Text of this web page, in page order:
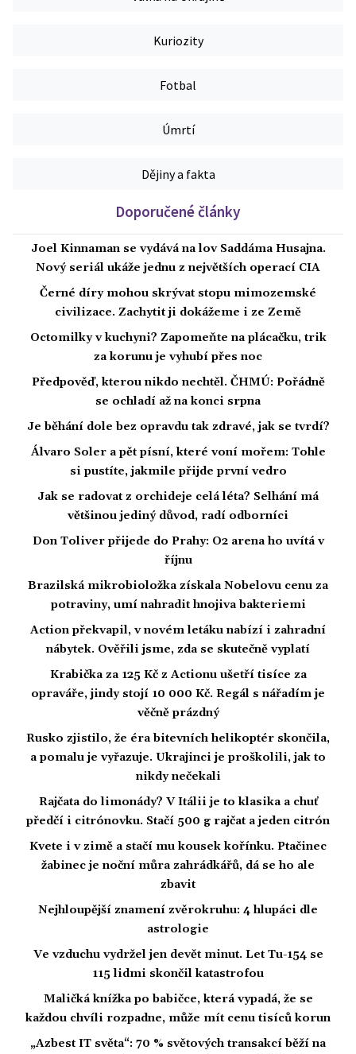
Kuriozity
Fotbal
Úmrtí
Dějiny a fakta
Doporučené články
Joel Kinnaman se vydává na lov Saddáma Husajna.
Nový seriál ukáže jednu z největších operací CIA
Černé díry mohou skrývat stopu mimozemské
civilizace. Zachytit ji dokážeme i ze Země
Octomilky v kuchyni? Zapomeňte na plácačku, trik
za korunu je vyhubí přes noc
Předpověď, kterou nikdo nechtěl. ČHMÚ: Pořádně
se ochladí až na konci srpna
Je běhání dole bez opravdu tak zdravé, jak se tvrdí?
Álvaro Soler a pět písní, které voní mořem: Tohle
si pustíte, jakmile přijde první vedro
Jak se radovat z orchideje celá léta? Selhání má
většinou jediný důvod, radí odborníci
Don Toliver přijede do Prahy: O2 arena ho uvítá v
říjnu
Brazilská mikrobioložka získala Nobelovu cenu za
potraviny, umí nahradit hnojiva bakteriemi
Action překvapil, v novém letáku nabízí i zahradní
nábytek. Ověřili jsme, zda se skutečně vyplatí
Krabička za 125 Kč z Actionu ušetří tisíce za
opraváře, jindy stojí 10 000 Kč. Regál s nářadím je
věčně prázdný
Rusko zjistilo, že éra bitevních helikoptér skončila,
a pomalu je vyřazuje. Ukrajinci je proškolili, jak to
nikdy nečekali
Rajčata do limonády? V Itálii je to klasika a chuť
předčí i citrónovku. Stačí 500 g rajčat a jeden citrón
Kvete i v zimě a stačí mu kousek kořínku. Ptačinec
žabinec je noční můra zahrádkářů, dá se ho ale
zbavit
Nejhloupější znamení zvěrokruhu: 4 hlupáci dle
astrologie
Ve vzduchu vydržel jen devět minut. Let Tu-154 se
115 lidmi skončil katastrofou
Maličká knížka po babičce, která vypadá, že se
každou chvíli rozpadne, může mít cenu tisíců korun
„Azbest IT světa“: 70 % světových transakcí běží na